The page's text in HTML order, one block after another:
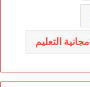
مجانية التعليم